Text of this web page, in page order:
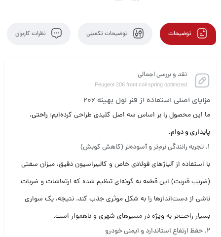
توضیحات توضیحات تکمیلی نظرات کاربران
نقد و بررسی اجمالی
Peugeot 206 front coil spring optimized
مزایای اصلی استفاده از فنر لول بهینه 206
ما این محصول را بر اساس سه اصل کلیدی طراحی کرده‌ایم: راحتی،
پایداری و دوام.
۱. تجربه رانندگی نرم‌تر و آسوده‌تر (کاهش کوبش)
با استفاده از آلیاژهای فولادی خاص و کالیبراسیون دقیق، میزان سفتی
(ضریب فنریت) این قطعه به گونه‌ای تنظیم شده که ارتعاشات و ضربات
ناشی از دست‌اندازها را به شکل موثری جذب کند. نتیجه، یک سواری
بسیار راحت‌تر به ویژه در مسیرهای شهری و ناهموار است.
۲. حفظ ارتفاع استاندارد و ایمنی خودرو